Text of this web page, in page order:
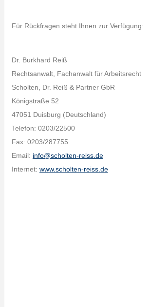
Für Rückfragen steht Ihnen zur Verfügung:
Dr. Burkhard Reiß
Rechtsanwalt, Fachanwalt für Arbeitsrecht
Scholten, Dr. Reiß & Partner GbR
Königstraße 52
47051 Duisburg (Deutschland)
Telefon: 0203/22500
Fax: 0203/287755
Email: info@scholten-reiss.de
Internet: www.scholten-reiss.de